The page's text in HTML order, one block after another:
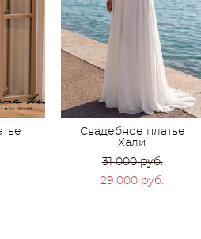
Свадебное платье
Хали
31 000 pуб.
29 000 pуб.